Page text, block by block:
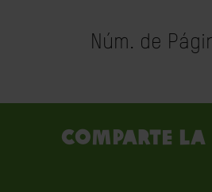
Núm. de
Comparte